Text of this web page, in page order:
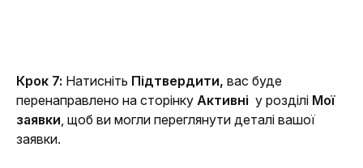
Крок 7: Натисніть Підтвердити, вас буде
перенаправлено на сторінку Активні у розділі Мої
заявки, щоб ви могли переглянути деталі вашої
заявки.